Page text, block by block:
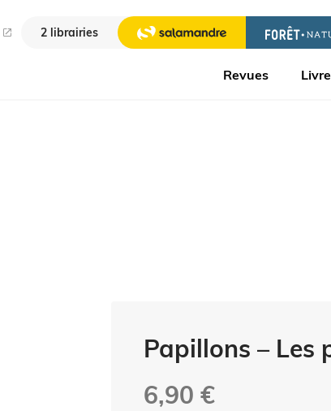
2 librairies
Revues
Papillons – Les
6,90 €